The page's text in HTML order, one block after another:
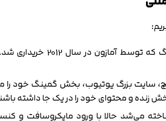
خریداری شد. پیشنهاد میکنیم مقاله،
سایت بزرگ یوتیوب، بخش گمینگ خود را
و محتوای خود را در یک جا داشته